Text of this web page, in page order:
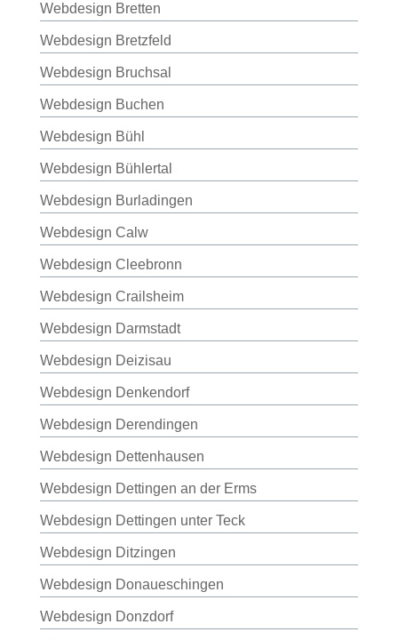
Webdesign Bretten
Webdesign Bretzfeld
Webdesign Bruchsal
Webdesign Buchen
Webdesign Bühl
Webdesign Bühlertal
Webdesign Burladingen
Webdesign Calw
Webdesign Cleebronn
Webdesign Crailsheim
Webdesign Darmstadt
Webdesign Deizisau
Webdesign Denkendorf
Webdesign Derendingen
Webdesign Dettenhausen
Webdesign Dettingen an der Erms
Webdesign Dettingen unter Teck
Webdesign Ditzingen
Webdesign Donaueschingen
Webdesign Donzdorf